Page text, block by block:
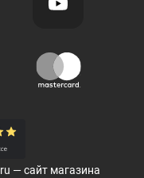
— сайт магазина